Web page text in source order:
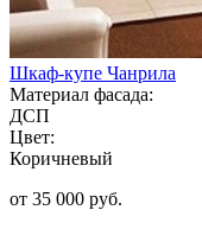
Шкаф-купе Чанрила
Материал фасада:
ДСП
Цвет:
Коричневый
от 35 000 руб.